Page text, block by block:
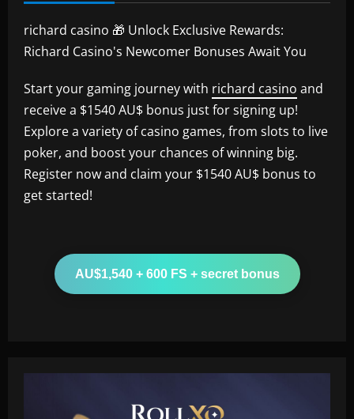
richard casino 🎁 Unlock Exclusive Rewards:
Richard Casino's Newcomer Bonuses Await You
Start your gaming journey with richard casino and
receive a $1540 AU$ bonus just for signing up!
Explore a variety of casino games, from slots to live
poker, and boost your chances of winning big.
Register now and claim your $1540 AU$ bonus to
get started!
AU$1,540 + 600 FS + secret bonus